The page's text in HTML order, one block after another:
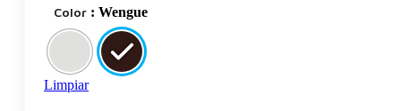
Color : Wengue
Limpiar